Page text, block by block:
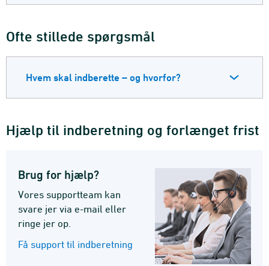
Ofte stillede spørgsmål
Hvem skal indberette – og hvorfor?
Hjælp til indberetning og forlænget frist
Brug for hjælp?
Vores supportteam kan
svare jer via e-mail eller
ringe jer op.
Få support til indberetning